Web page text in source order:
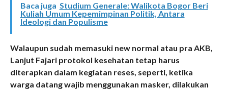
Baca juga Studium Generale: Walikota Bogor Beri
Kuliah Umum Kepemimpinan Politik, Antara
Ideologi dan Populisme
Walaupun sudah memasuki new normal atau pra AKB,
Lanjut Fajari protokol kesehatan tetap harus
diterapkan dalam kegiatan reses, seperti, ketika
warga datang wajib menggunakan masker, dilakukan